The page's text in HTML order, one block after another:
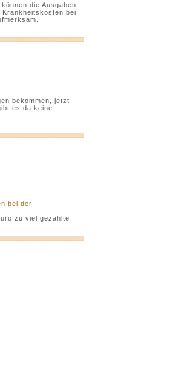
die Ausgaben
bei
bekommen, jetzt
es da keine
bei der
zu viel gezahlte